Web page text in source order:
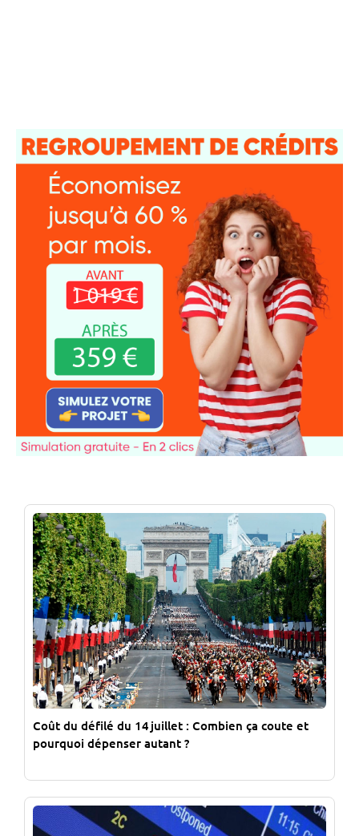
Coût du défilé du 14 juillet : Combien ça coute et
pourquoi dépenser autant ?